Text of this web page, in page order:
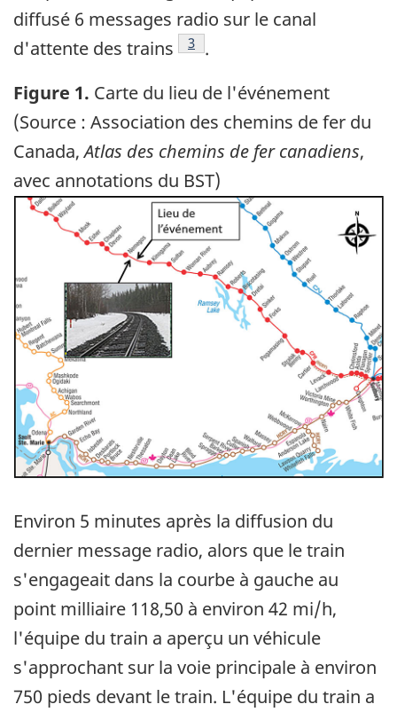
diffusé 6 messages radio sur le canal
d'attente des trains
Note de bas de page
3 .
Figure 1. Carte du lieu de l'événement
(Source : Association des chemins de fer du
Canada,Atlas des chemins de fer canadiens,
avec annotations du BST)
Image
Environ 5 minutes après la diffusion du
dernier message radio, alors que le train
s'engageait dans la courbe à gauche au
point milliaire 118,50 à environ 42 mi/h,
l'équipe du train a aperçu un véhicule
s'approchant sur la voie principale à environ
750 pieds devant le train. L'équipe du train a